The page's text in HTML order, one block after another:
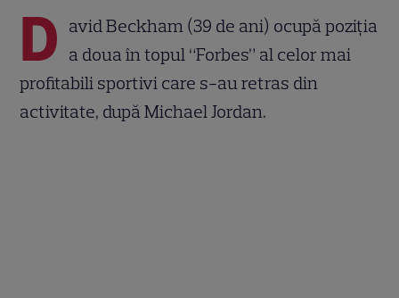
D avid Beckham (39 de ani) ocupă poziția
a doua în topul “Forbes” al celor mai
profitabili sportivi care s-au retras din
activitate, după Michael Jordan.